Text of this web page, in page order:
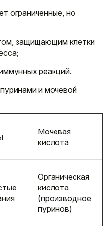
ограниченные, но
защищающим клетки
реакций.
и мочевой
Мочевая
кислота
Органическая
кислота
(производное
пуринов)